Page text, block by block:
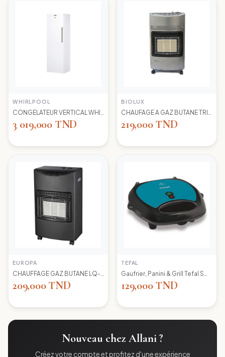
WHIRLPOOL
3 019,000 TND
BIOLUX
219,000 TND
EUROPA
209,000 TND
TEFAL
129,000 TND
Nouveau chez Allani ?
Créez votre compte et profitez d'une expérience